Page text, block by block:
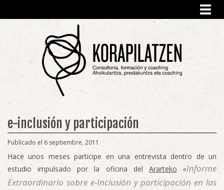
e-inclusión y participación
Publicado el 6 septiembre, 2011
Hace unos meses participe en una entrevista dentro de un
estudio impulsado por la oficina del Ararteko «Informe
Extraordinario sobre e-Inclusión y participación en las